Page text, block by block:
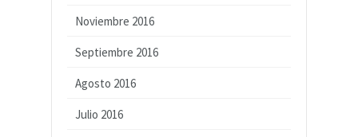
Noviembre 2016
Septiembre 2016
Agosto 2016
Julio 2016